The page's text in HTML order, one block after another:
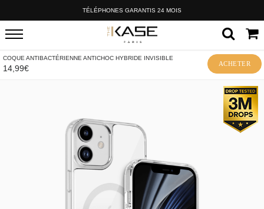
TÉLÉPHONES GARANTIS 24 MOIS
COQUE ANTIBACTÉRIENNE ANTICHOC HYBRIDE INVISIBLE
14,99€ ACHETER